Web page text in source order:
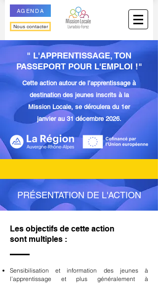
AGENDA
Nous contacter
" L'APPRENTISSAGE, TON
PASSEPORT POUR L'EMPLOI !"
Cette action autour de l’apprentissage à
destination des jeunes inscrits à la
Mission Locale, se déroulera du 1er
janvier au 31 décembre 2026.
PRÉSENTATION DE L'ACTION
Les objectifs de cette action
sont multiples :
Sensibilisation et information des jeunes à
l’apprentissage et plus généralement à